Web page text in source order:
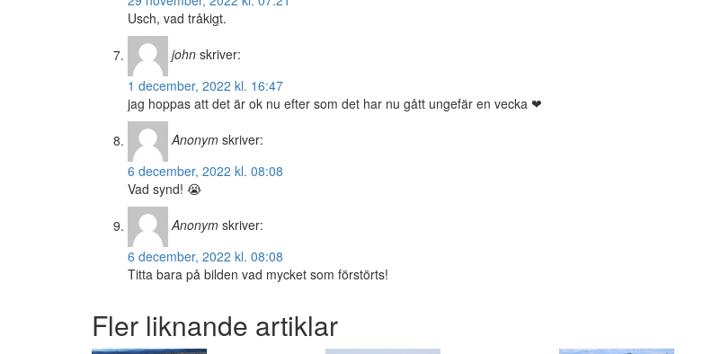
Usch, vad tråkigt.
john skriver:
1 december, 2022 kl. 16:47
jag hoppas att det är ok nu efter som det har nu gått ungefär en vecka ❤
Anonym skriver:
6 december, 2022 kl. 08:08
Vad synd! 😭
Anonym skriver:
6 december, 2022 kl. 08:08
Titta bara på bilden vad mycket som förstörts!
Fler liknande artiklar